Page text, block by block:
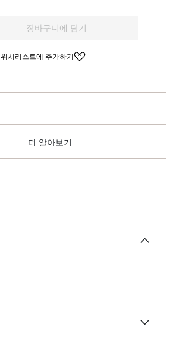
장바구니에 담기
위시리스트에 추가하기
더 알아보기